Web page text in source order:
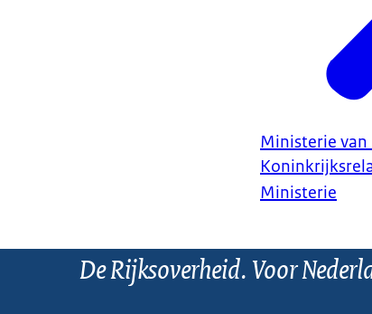
Ministerie van
Ministerie
De Rijksoverheid. Voor